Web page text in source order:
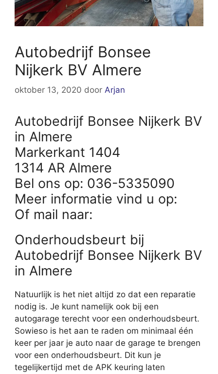
Autobedrijf Bonsee
Nijkerk BV Almere
oktober 13, 2020 door Arjan
Autobedrijf Bonsee Nijkerk BV
in Almere
Markerkant 1404
1314 AR Almere
Bel ons op: 036-5335090
Meer informatie vind u op:
Of mail naar:
Onderhoudsbeurt bij
Autobedrijf Bonsee Nijkerk BV
in Almere
Natuurlijk is het niet altijd zo dat een reparatie
nodig is. Je kunt namelijk ook bij een
autogarage terecht voor een onderhoudsbeurt.
Sowieso is het aan te raden om minimaal één
keer per jaar je auto naar de garage te brengen
voor een onderhoudsbeurt. Dit kun je
tegelijkertijd met de APK keuring laten